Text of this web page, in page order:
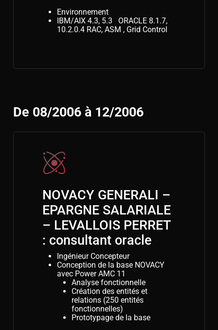
Environnement
IBM/AIX 4.3, 5.3 ORACLE 8.1.7,
10.2.0.4 RAC, ASM , Grid Control
De 08/2006 à 12/2006
NOVACY GENERALI –
EPARGNE SALARIALE
– LEVALLOIS PERRET
: consultant oracle
Ingénieur Concepteur
Conception de la base NOVACY
avec Power AMC 11
Analyse fonctionnelle
Création des entités et
relations (250 entités
fonctionnelles)
Prototypage de la base